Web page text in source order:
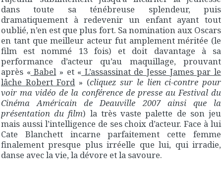
dans toute sa ténébreuse splendeur, puis
dramatiquement à redevenir un enfant ayant tout
oublié, n’en est que plus fort. Sa nomination aux Oscars
en tant que meilleur acteur fut amplement méritée (le
film est nommé 13 fois) et doit davantage à sa
performance d’acteur qu’au maquillage, prouvant
après «Babel» et « L’assassinat de Jesse James par le
lâche Robert Ford » (cliquez sur le lien ci-contre pour
voir ma vidéo de la conférence de presse au Festival du
Cinéma Américain de Deauville 2007 ainsi que la
présentation du film) la très vaste palette de son jeu
mais aussi l’intelligence de ses choix d’acteur. Face à lui
Cate Blanchett incarne parfaitement cette femme
finalement presque plus irréelle que lui, qui irradie,
danse avec la vie, la dévore et la savoure.